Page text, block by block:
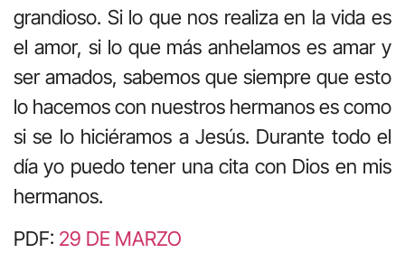
grandioso. Si lo que nos realiza en la vida es
el amor, si lo que más anhelamos es amar y
ser amados, sabemos que siempre que esto
lo hacemos con nuestros hermanos es como
si se lo hiciéramos a Jesús. Durante todo el
día yo puedo tener una cita con Dios en mis
hermanos.
PDF: 29 DE MARZO